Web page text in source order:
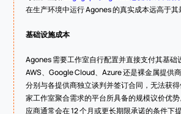
在生产环境中运行 Agones 的真实成本远高于其
基础设施成本
Agones 需要工作室自行配置并直接支付其基础
AWS、Google Cloud、Azure 还是裸金属提供
分别与各提供商独立谈判并签订合同，无法获
家工作室聚合需求的平台所具备的规模议价优
应商通常会在 12 个月或更长期限承诺的条件下